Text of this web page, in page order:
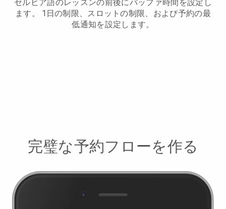
ます。
1日の制限、スロットの制限、および予約の最
低通知を設定します。
完璧な予約フローを作る